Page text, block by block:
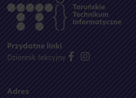
Przydatne linki
Dziennik lekcyjny
Adres